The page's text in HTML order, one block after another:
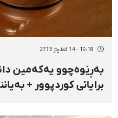
19:18 - 14 گەلاوێژ 2713
بەڕێوەچوو یەکەمین
برایانی کوردپوور +